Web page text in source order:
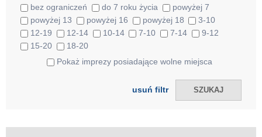
bez ograniczeń do 7 roku życia
powyżej 7
powyżej 13
powyżej 16 powyżej 18
3-10
12-19
12-14 10-14 7-10 7-14
9-12
15-20
18-20
Pokaż imprezy posiadające wolne miejsca
usuń filtr